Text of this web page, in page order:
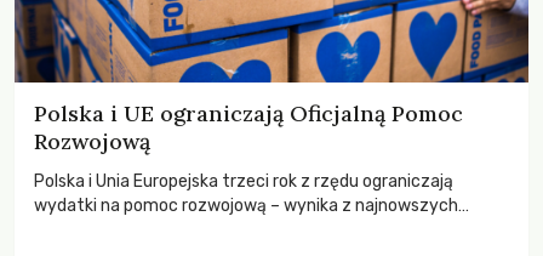
Polska i UE ograniczają Oficjalną Pomoc
Rozwojową
Polska i Unia Europejska trzeci rok z rzędu ograniczają
wydatki na pomoc rozwojową – wynika z najnowszych